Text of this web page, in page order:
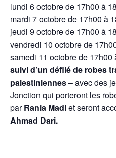
lundi 6 octobre de 17h00 à
mardi 7 octobre de 17h00 à
jeudi 9 octobre de 17h00 à
vendredi 10 octobre de
samedi 11 octobre de 17h00
suivi d’un défilé de robes
palestiniennes– avec des
Jonction qui porteront les
parRania Madiet seront
Ahmad Dari.